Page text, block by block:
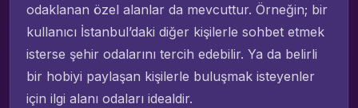
odaklanan özel alanlar da mevcuttur. Örneğin; bir
kullanıcı İstanbul’daki diğer kişilerle sohbet etmek
isterse şehir odalarını tercih edebilir. Ya da belirli
bir hobiyi paylaşan kişilerle buluşmak isteyenler
için ilgi alanı odaları idealdir.